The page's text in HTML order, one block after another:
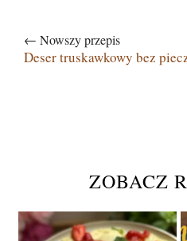
← Nowszy przepis
Deser truskawkowy bez
ZOBACZ